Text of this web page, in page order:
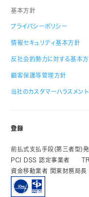
基本方針
プライバシーポリシー
情報セキュリティ基本方針
反社会的勢力に対する基本
顧客保護等管理方針
当社のカスタマーハラスメン
登録
前払式支払手段(第三者型)
PCI DSS 認定事業者
資金移動業者 関東財務局